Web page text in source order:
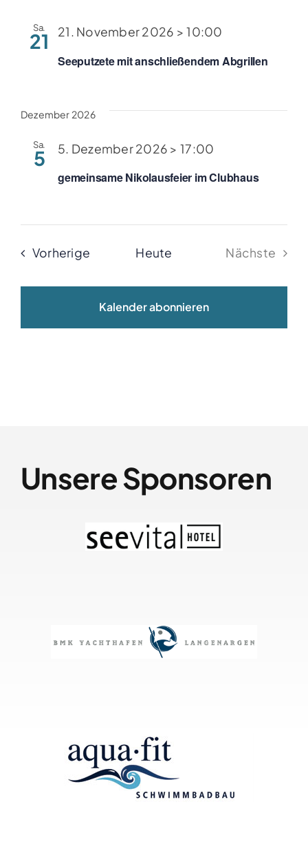
Sa.
21
Seeputzete mit anschließendem Abgrillen
21. November 2026 > 10:00
Dezember 2026
Sa.
5
gemeinsame Nikolausfeier im Clubhaus
5. Dezember 2026 > 17:00
Vorherige Veranstaltungen
Heute
Nächste
Kalender abonnieren
Unsere Sponsoren